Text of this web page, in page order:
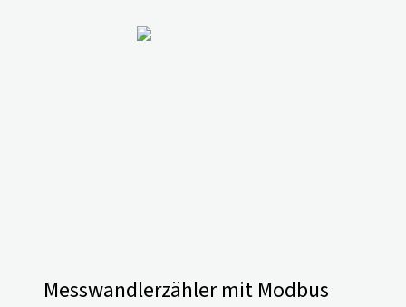
Messwandlerzähler mit Modbus